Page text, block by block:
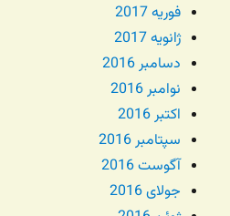
فوریه 2017
ژانویه 2017
دسامبر 2016
نوامبر 2016
اکتبر 2016
سپتامبر 2016
آگوست 2016
جولای 2016